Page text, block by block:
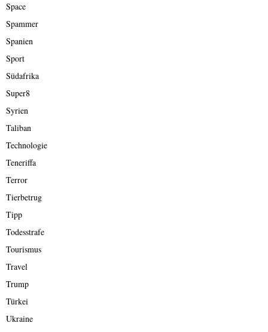
Space
Spammer
Spanien
Sport
Südafrika
Super8
Syrien
Taliban
Technologie
Teneriffa
Terror
Tierbetrug
Tipp
Todesstrafe
Tourismus
Travel
Trump
Türkei
Ukraine